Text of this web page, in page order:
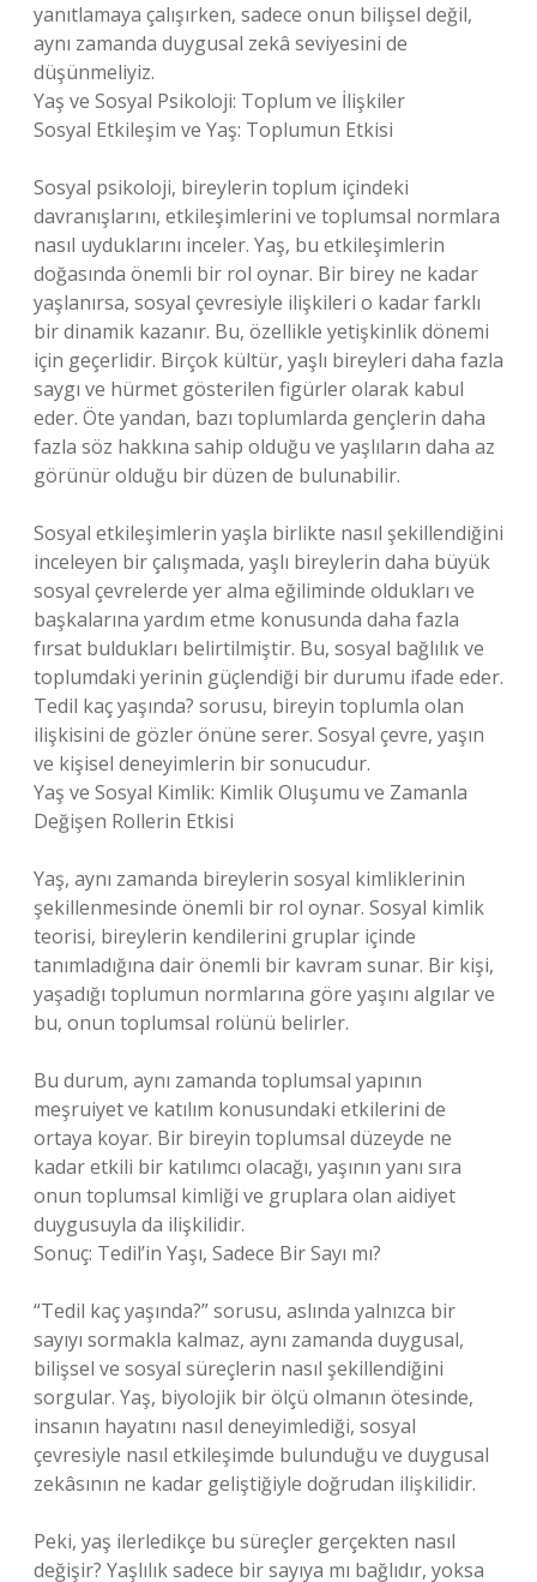
yanıtlamaya çalışırken, sadece onun bilişsel değil,
aynı zamanda duygusal zekâ seviyesini de
düşünmeliyiz.
Yaş ve Sosyal Psikoloji: Toplum ve İlişkiler
Sosyal Etkileşim ve Yaş: Toplumun Etkisi
Sosyal psikoloji, bireylerin toplum içindeki
davranışlarını, etkileşimlerini ve toplumsal normlara
nasıl uyduklarını inceler. Yaş, bu etkileşimlerin
doğasında önemli bir rol oynar. Bir birey ne kadar
yaşlanırsa, sosyal çevresiyle ilişkileri o kadar farklı
bir dinamik kazanır. Bu, özellikle yetişkinlik dönemi
için geçerlidir. Birçok kültür, yaşlı bireyleri daha fazla
saygı ve hürmet gösterilen figürler olarak kabul
eder. Öte yandan, bazı toplumlarda gençlerin daha
fazla söz hakkına sahip olduğu ve yaşlıların daha az
görünür olduğu bir düzen de bulunabilir.
Sosyal etkileşimlerin yaşla birlikte nasıl şekillendiğini
inceleyen bir çalışmada, yaşlı bireylerin daha büyük
sosyal çevrelerde yer alma eğiliminde oldukları ve
başkalarına yardım etme konusunda daha fazla
fırsat buldukları belirtilmiştir. Bu, sosyal bağlılık ve
toplumdaki yerinin güçlendiği bir durumu ifade eder.
Tedil kaç yaşında? sorusu, bireyin toplumla olan
ilişkisini de gözler önüne serer. Sosyal çevre, yaşın
ve kişisel deneyimlerin bir sonucudur.
Yaş ve Sosyal Kimlik: Kimlik Oluşumu ve Zamanla
Değişen Rollerin Etkisi
Yaş, aynı zamanda bireylerin sosyal kimliklerinin
şekillenmesinde önemli bir rol oynar. Sosyal kimlik
teorisi, bireylerin kendilerini gruplar içinde
tanımladığına dair önemli bir kavram sunar. Bir kişi,
yaşadığı toplumun normlarına göre yaşını algılar ve
bu, onun toplumsal rolünü belirler.
Bu durum, aynı zamanda toplumsal yapının
meşruiyet ve katılım konusundaki etkilerini de
ortaya koyar. Bir bireyin toplumsal düzeyde ne
kadar etkili bir katılımcı olacağı, yaşının yanı sıra
onun toplumsal kimliği ve gruplara olan aidiyet
duygusuyla da ilişkilidir.
Sonuç: Tedil’in Yaşı, Sadece Bir Sayı mı?
“Tedil kaç yaşında?” sorusu, aslında yalnızca bir
sayıyı sormakla kalmaz, aynı zamanda duygusal,
bilişsel ve sosyal süreçlerin nasıl şekillendiğini
sorgular. Yaş, biyolojik bir ölçü olmanın ötesinde,
insanın hayatını nasıl deneyimlediği, sosyal
çevresiyle nasıl etkileşimde bulunduğu ve duygusal
zekâsının ne kadar geliştiğiyle doğrudan ilişkilidir.
Peki, yaş ilerledikçe bu süreçler gerçekten nasıl
değişir? Yaşlılık sadece bir sayıya mı bağlıdır, yoksa